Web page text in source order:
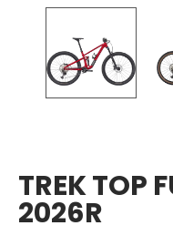
TREK TOP
2026R